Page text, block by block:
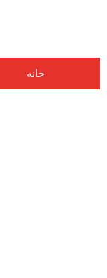
خانه